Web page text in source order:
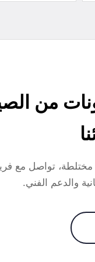
من
تواصل مع
والدعم الفني.